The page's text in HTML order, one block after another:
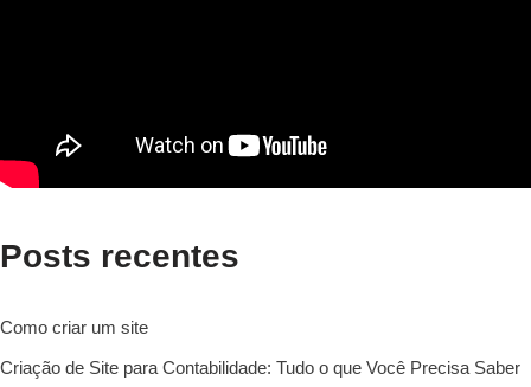
Posts recentes
Como criar um site
Criação de Site para Contabilidade: Tudo o que Você Precisa Saber